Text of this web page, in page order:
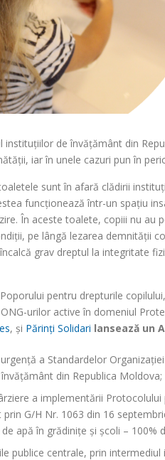
instituțiilor de învățământ din
iar în unele cazuri pun în
sunt în afară clădirii
funcționează într-un spațiu
În aceste toalete, copiii nu au
pe lângă lezarea demnității
grav dreptul la integritate
pentru drepturile
urilor active în domeniul
, și Părinți Solidari lansează un
a Standardelor
din Republica Moldova;
a implementării
G/H Nr. 1063 din 16
apă în grădinițe şi școli – 100%
publice centrale, prin